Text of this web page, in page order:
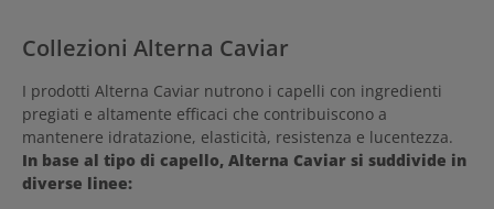
Collezioni Alterna Caviar
I prodotti Alterna Caviar nutrono i capelli con ingredienti
pregiati e altamente efficaci che contribuiscono a
mantenere idratazione, elasticità, resistenza e lucentezza.
In base al tipo di capello, Alterna Caviar si suddivide in
diverse linee: